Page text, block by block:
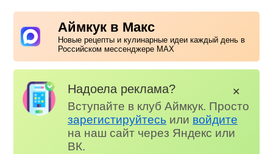
Аймкук в Макс
Новые рецепты и кулинарные идеи каждый день в
Российском мессенджере MAX
Надоела реклама?
Вступайте в клуб Аймкук. Просто
зарегистируйтесь или войдите
на наш сайт через Яндекс или
ВК.
✕